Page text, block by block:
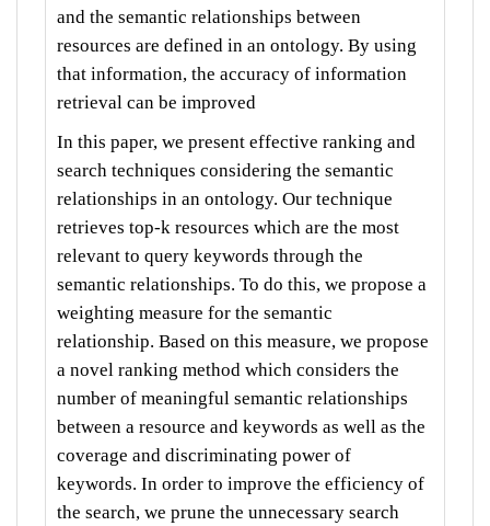
and the semantic relationships between
resources are defined in an ontology. By using
that information, the accuracy of information
retrieval can be improved
In this paper, we present effective ranking and
search techniques considering the semantic
relationships in an ontology. Our technique
retrieves top-k resources which are the most
relevant to query keywords through the
semantic relationships. To do this, we propose a
weighting measure for the semantic
relationship. Based on this measure, we propose
a novel ranking method which considers the
number of meaningful semantic relationships
between a resource and keywords as well as the
coverage and discriminating power of
keywords. In order to improve the efficiency of
the search, we prune the unnecessary search